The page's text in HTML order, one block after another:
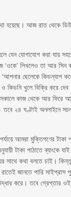
হয়েছে। আজ রাত থেকে
যেন যোগাযোগ করা যায়
‘ওকে’ লিখলেও তা আর সিন
ছেলেকে কিডন্যাপ
কিডনি খুলে বিক্রি করে
কাজ থেকে আর ফিরে
২৪ ঘণ্টাই অনলাইনে
আমরা মুক্তিপণের টাকা
টাকা পাঠাতে ব্যাংকে
কথা বলতে চাই। কিন্তু
জানতে পারি
করে। তবে গ্রেপ্তার ওই